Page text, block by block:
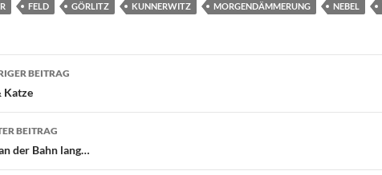
FELD GÖRLITZ KUNNERWITZ MORGENDÄMMERUNG NEBEL
BEITRAG
Katze
BEITRAG
der Bahn lang…